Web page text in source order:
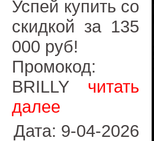
Успей купить со
скидкой за 135
000 руб!
Промокод:
BRILLY читать
далее
Дата: 9-04-2026